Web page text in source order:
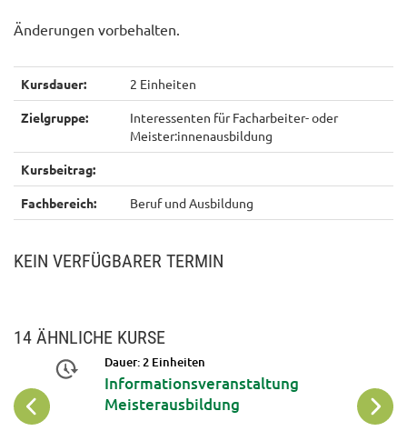
Änderungen vorbehalten.
Kursdauer: 2 Einheiten
Zielgruppe:
Interessenten für Facharbeiter- oder
Meister:innenausbildung
Kursbeitrag:
Fachbereich: Beruf und Ausbildung
KEIN VERFÜGBARER TERMIN
14 ÄHNLICHE KURSE
Dauer: 2 Einheiten
Informationsveranstaltung
Meisterausbildung
Okt